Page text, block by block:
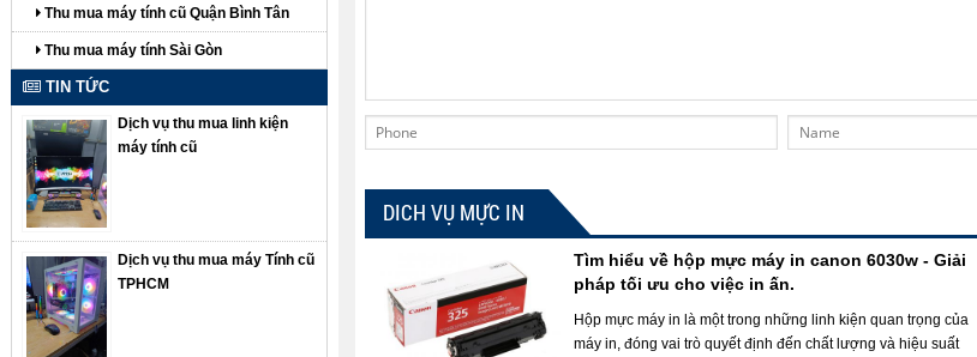
DICH VỤ MỰC IN
Tìm hiểu về hộp mực máy in canon 6030w - Giải
pháp tối ưu cho việc in ấn.
Hộp mực máy in là một trong những linh kiện quan trọng của
máy in, đóng vai trò quyết định đến chất lượng và hiệu suất
Thu mua máy tính cũ Quận Bình Tân
Thu mua máy tính Sài Gòn
TIN TỨC
Dịch vụ thu mua linh kiện
máy tính cũ
Dịch vụ thu mua máy Tính cũ
TPHCM